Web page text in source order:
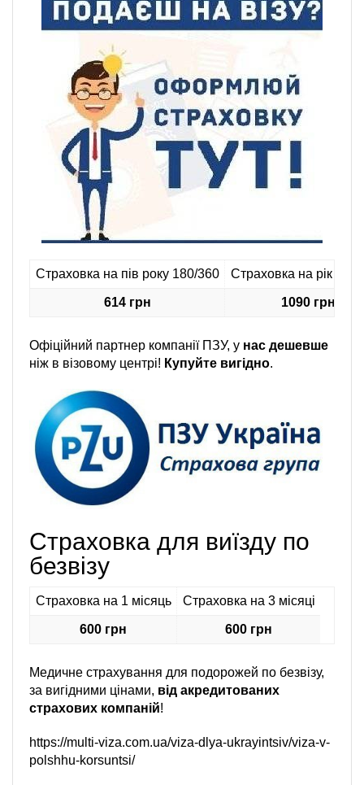
Страховка на пів року 180/360 Страховка на рік 360
614 грн 1090 грн
Офіційний партнер компанії ПЗУ, у нас дешевше
ніж в візовому центрі! Купуйте вигідно.
Страховка для виїзду по
безвізу
Страховка на 1 місяць Страховка на 3 місяці
600 грн 600 грн
Медичне страхування для подорожей по безвізу,
за вигідними цінами, від акредитованих
страхових компаній!
https://multi-viza.com.ua/viza-dlya-ukrayintsiv/viza-v-
polshhu-korsuntsi/